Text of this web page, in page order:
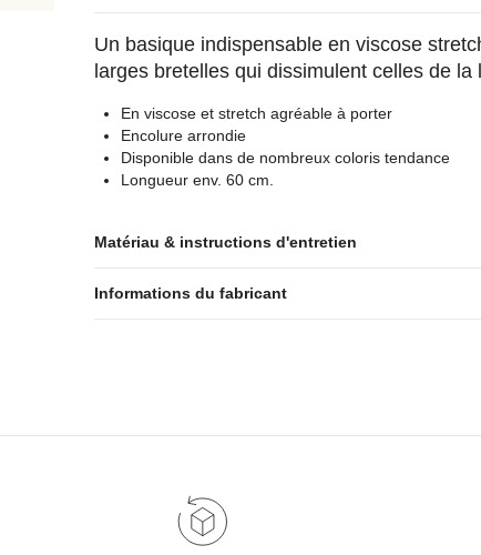
Un basique indispensable en viscose
larges bretelles qui dissimulent celles de la
En viscose et stretch agréable à porter
Encolure arrondie
Disponible dans de nombreux coloris tendance
Longueur env. 60 cm.
Matériau & instructions d'entretien
Informations du fabricant